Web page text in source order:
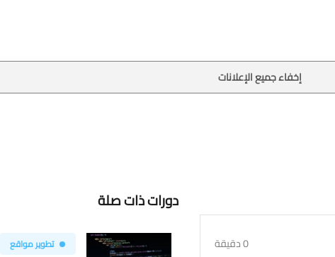
إخفاء جميع الإعلانات
0 دقيقة
دورات ذات صلة
تطوير مواقع